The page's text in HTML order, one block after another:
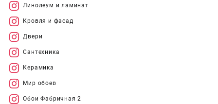
Линолеум и ламинат
Кровля и фасад
Двери
Сантехника
Керамика
Мир обоев
Обои Фабричная 2